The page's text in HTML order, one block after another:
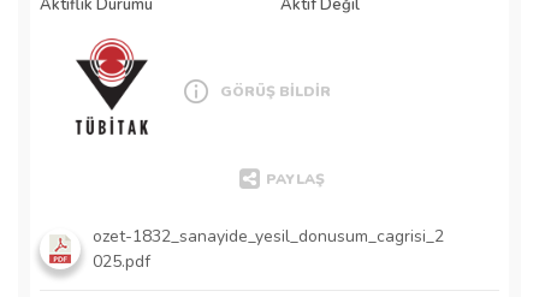
Aktiflik Durumu
Aktif Değil
GÖRÜŞ BİLDİR
PAYLAŞ
ozet-1832_sanayide_yesil_donusum_cagrisi_2
025.pdf